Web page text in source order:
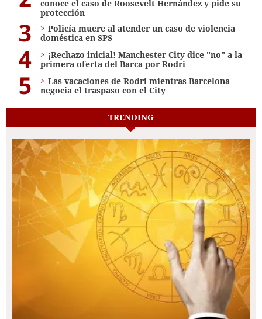
conoce el caso de Roosevelt Hernández y pide su
protección
3
Policía muere al atender un caso de violencia
doméstica en SPS
4
¡Rechazo inicial! Manchester City dice "no" a la
primera oferta del Barca por Rodri
5
Las vacaciones de Rodri mientras Barcelona
negocia el traspaso con el City
TRENDING